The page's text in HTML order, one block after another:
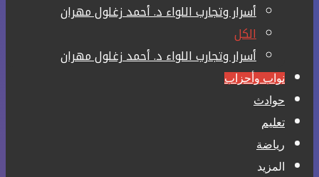
أسرار وتجارب اللواء د. أحمد زغلول مهران
الكل
أسرار وتجارب اللواء د. أحمد زغلول مهران
نواب وأحزاب
حوادث
تعليم
رياضة
المزيد